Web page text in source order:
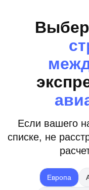
Если вашего
списке, не
Европа